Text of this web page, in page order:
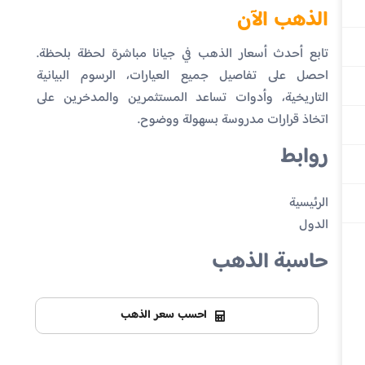
الذهب الآن
تابع أحدث أسعار الذهب في جيانا مباشرة لحظة بلحظة.
احصل على تفاصيل جميع العيارات، الرسوم البيانية
التاريخية، وأدوات تساعد المستثمرين والمدخرين على
اتخاذ قرارات مدروسة بسهولة ووضوح.
روابط
الرئيسية
الدول
حاسبة الذهب
احسب سعر الذهب